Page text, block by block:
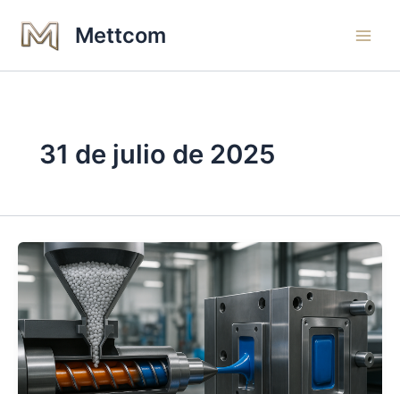
contenido
Mettcom
31 de julio de 2025